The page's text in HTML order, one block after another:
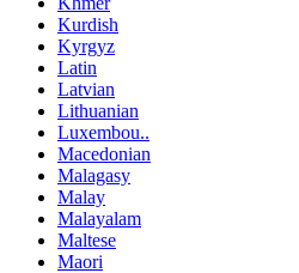
Kurdish
Kyrgyz
Latin
Latvian
Lithuanian
Luxembou..
Macedonian
Malagasy
Malay
Malayalam
Maltese
Maori